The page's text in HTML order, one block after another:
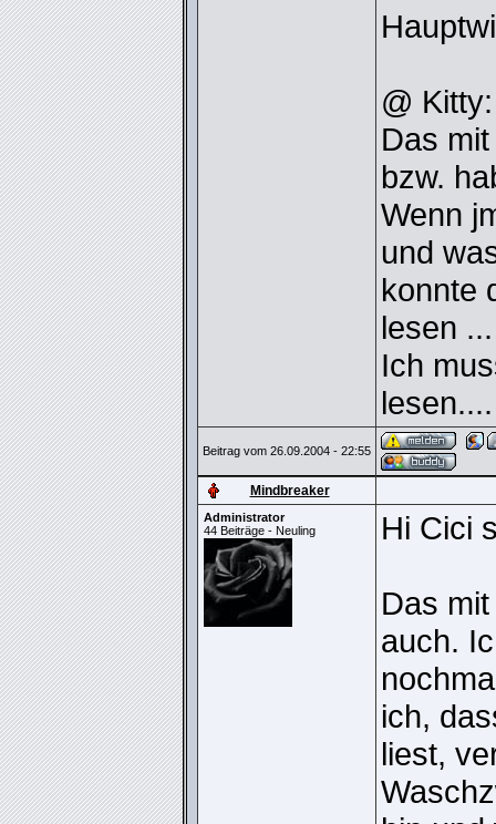
@ Kitty:
Das
bzw.
Wenn
und
konnte
lesen
Ich
Beitrag vom 26.09.2004 - 22:55
Mindbreaker
Administrator
44 Beiträge - Neuling
Hi Cici
Das
auch.
ich,
liest,